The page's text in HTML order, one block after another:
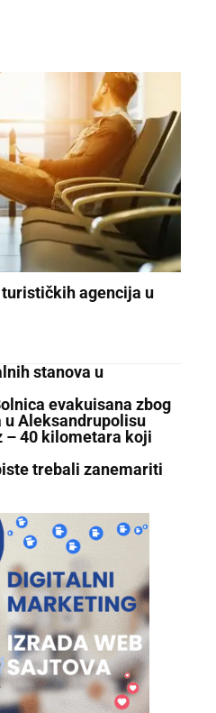
agencija u
stanova u
evakuisana zbog
Aleksandrupolisu
– 40 kilometara koji
trebali zanemariti